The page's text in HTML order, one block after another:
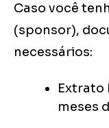
Caso você
(sponsor),
necessários:
Extrato
meses